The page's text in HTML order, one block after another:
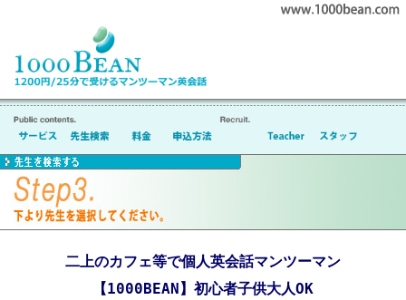
二上のカフェ等で個人英会話マンツーマン
【1000BEAN】初心者子供大人OK